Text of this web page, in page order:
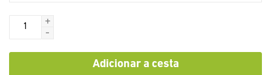
+
-
Adicionar a cesta